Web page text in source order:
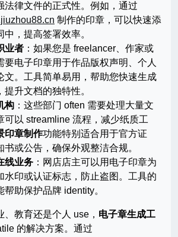
法律文件的正式性。例如，通过
制作的印章，可以快速添
中，提高签署效率。
业者 ：如果您是 freelancer、作家或
要电子印章用于作品版权声明、个人
文。工具简单易用，帮助您快速生成
升文档的独特性。
构 ：这些部门 often 需要处理大量文
可以 streamline 流程，减少纸质工
印章制作功能特别适合用于官方证
书或公告，确保外观整洁合规。
线业务 ：网店店主可以用电子印章为
水印或认证标志，防止盗图。工具的
帮助保护品牌 identity。
教育还是个人 use， 电子章生成工
的解决方案。通过